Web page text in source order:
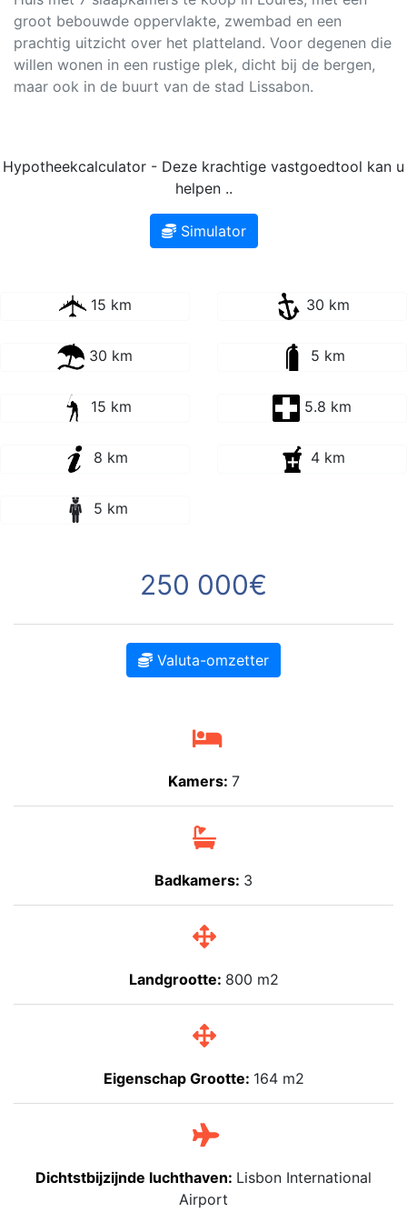
groot bebouwde oppervlakte, zwembad en een
prachtig uitzicht over het platteland. Voor degenen die
willen wonen in een rustige plek, dicht bij de bergen,
maar ook in de buurt van de stad Lissabon.
Hypotheekcalculator - Deze krachtige vastgoedtool kan u
helpen ..
Simulator
15 km 30 km
30 km 5 km
15 km 5.8 km
8 km 4 km
5 km
250 000€
Valuta-omzetter
Kamers: 7
Badkamers: 3
Landgrootte: 800 m2
Eigenschap Grootte: 164 m2
Dichtstbijzijnde luchthaven: Lisbon International
Airport